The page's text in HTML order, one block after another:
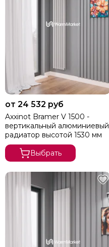
от 24 532 руб
Axxinot Bramer V 1500 -
вертикальный алюминиевый
радиатор высотой 1530 мм
Выбрать